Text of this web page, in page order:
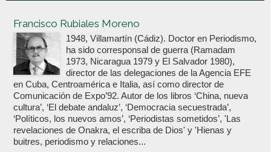
Francisco Rubiales Moreno
1948, Villamartín (Cádiz). Doctor en Periodismo,
ha sido corresponsal de guerra (Ramadam
1973, Nicaragua 1979 y El Salvador 1980),
director de las delegaciones de la Agencia EFE
en Cuba, Centroamérica e Italia, así como director de
Comunicación de Expo’92. Autor de los libros ‘China, nueva
cultura’, ‘El debate andaluz’, ‘Democracia secuestrada’,
‘Políticos, los nuevos amos’, ‘Periodistas sometidos’, 'Las
revelaciones de Onakra, el escriba de Dios' y 'Hienas y
buitres, periodismo y relaciones...